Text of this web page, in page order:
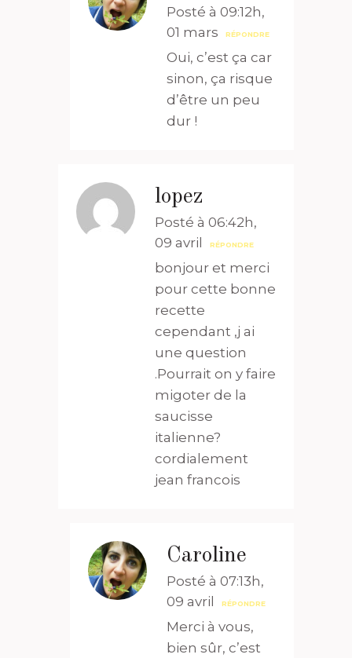
Posté à 09:12h,
01 mars
RÉPONDRE
Oui, c’est ça car
sinon, ça risque
d’être un peu
dur !
lopez
Posté à 06:42h,
09 avril
RÉPONDRE
bonjour et merci
pour cette bonne
recette
cependant ,j ai
une question
.Pourrait on y faire
migoter de la
saucisse
italienne?
cordialement
jean francois
Caroline
Posté à 07:13h,
09 avril
RÉPONDRE
Merci à vous,
bien sûr, c’est